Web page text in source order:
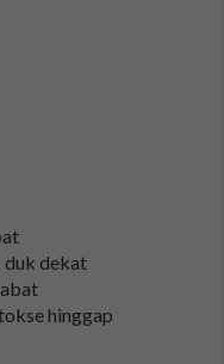
duk dekat
hinggap